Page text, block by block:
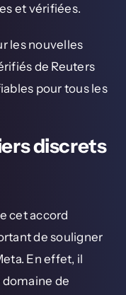
et vérifiées.
les nouvelles
de Reuters
pour tous les
discrets
cet accord
de souligner
En effet, il
domaine de